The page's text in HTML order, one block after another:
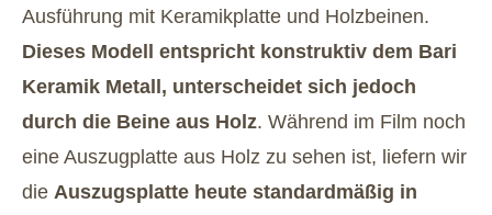
Ausführung mit Keramikplatte und Holzbeinen.
Dieses Modell entspricht konstruktiv dem Bari
Keramik Metall, unterscheidet sich jedoch
durch die Beine aus Holz. Während im Film noch
eine Auszugplatte aus Holz zu sehen ist, liefern wir
die Auszugsplatte heute standardmäßig in